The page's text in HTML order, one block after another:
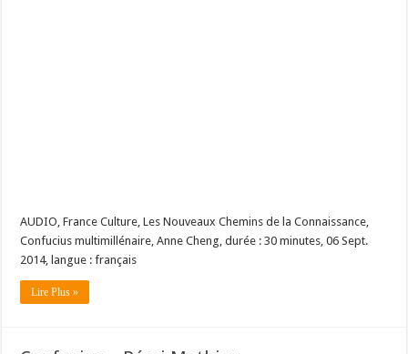
AUDIO, France Culture, Les Nouveaux Chemins de la Connaissance,
Confucius multimillénaire, Anne Cheng, durée : 30 minutes, 06 Sept.
2014, langue : français
Lire Plus »